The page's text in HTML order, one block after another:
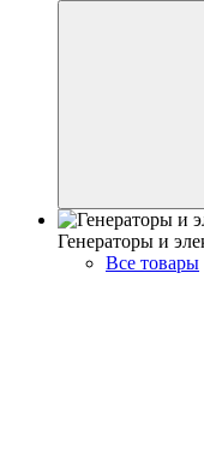
Генераторы и
Все товары